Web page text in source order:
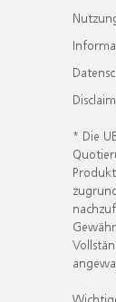
* Die